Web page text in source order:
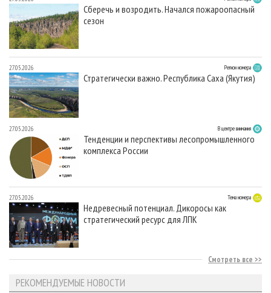
Сберечь и возродить. Начался пожароопасный
сезон
27.05.2026 Регион номера
Стратегически важно. Республика Саха (Якутия)
27.05.2026 В центре внимания
Тенденции и перспективы лесопромышленного
комплекса России
27.05.2026 Тема номера
Недревесный потенциал. Дикоросы как
стратегический ресурс для ЛПК
Смотреть все
РЕКОМЕНДУЕМЫЕ НОВОСТИ